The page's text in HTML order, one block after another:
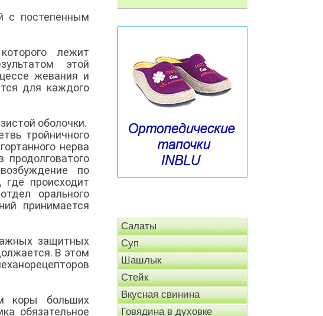
с постепенным
лежит
этой
жевания и
для каждого
оболочки.
тройничного
нерва
по
где происходит
орального
принимается
защитных
В этом
коры больших
обязательное
Салаты
Суп
Шашлык
Стейк
Вкусная свинина
Говядина в духовке